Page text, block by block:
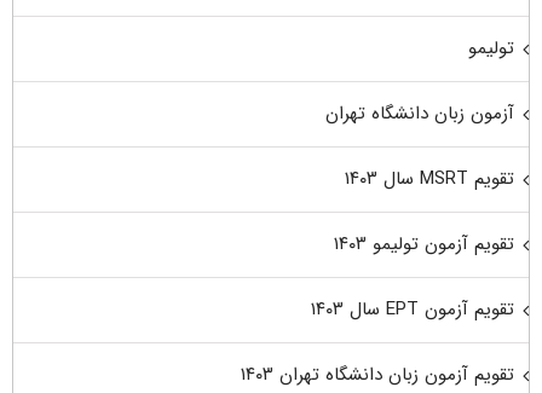
تولیمو
آزمون زبان دانشگاه تهران
تقویم MSRT سال ۱۴۰۳
تقویم آزمون تولیمو ۱۴۰۳
تقویم آزمون EPT سال ۱۴۰۳
تقویم آزمون زبان دانشگاه تهران ۱۴۰۳